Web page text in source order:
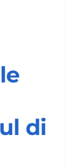
di
di